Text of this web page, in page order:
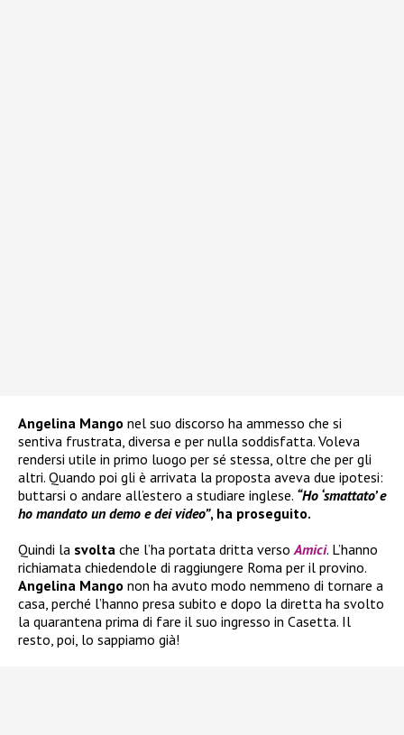
Angelina Mango nel suo discorso ha ammesso che si
sentiva frustrata, diversa e per nulla soddisfatta. Voleva
rendersi utile in primo luogo per sé stessa, oltre che per gli
altri. Quando poi gli è arrivata la proposta aveva due ipotesi:
buttarsi o andare all’estero a studiare inglese. “Ho ‘smattato’ e
ho mandato un demo e dei video”, ha proseguito.
Quindi la svolta che l’ha portata dritta verso Amici. L’hanno
richiamata chiedendole di raggiungere Roma per il provino.
Angelina Mango non ha avuto modo nemmeno di tornare a
casa, perché l’hanno presa subito e dopo la diretta ha svolto
la quarantena prima di fare il suo ingresso in Casetta. Il
resto, poi, lo sappiamo già!